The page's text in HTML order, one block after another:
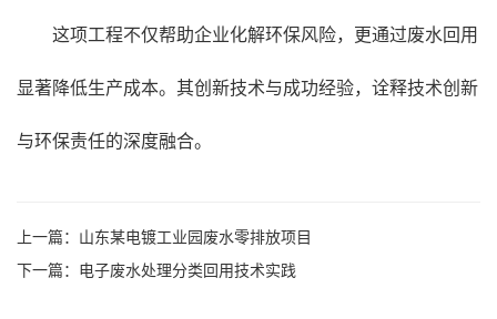
这项工程不仅帮助企业化解环保风险，更通过废水回用
显著降低生产成本。其创新技术与成功经验，诠释技术创新
与环保责任的深度融合。
上一篇： 山东某电镀工业园废水零排放项目
下一篇： 电子废水处理分类回用技术实践